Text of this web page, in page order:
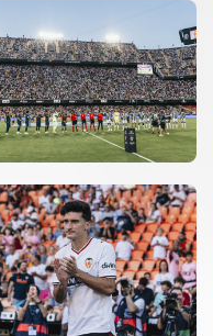
United FC